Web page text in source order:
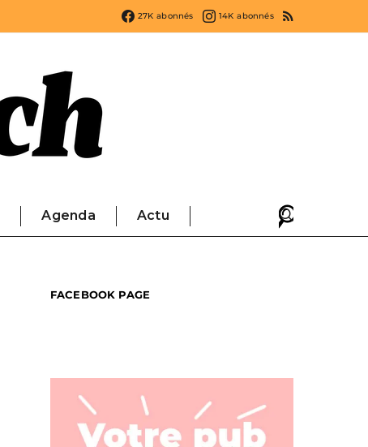
27K abonnés 14K abonnés
Agenda Actu
FACEBOOK PAGE